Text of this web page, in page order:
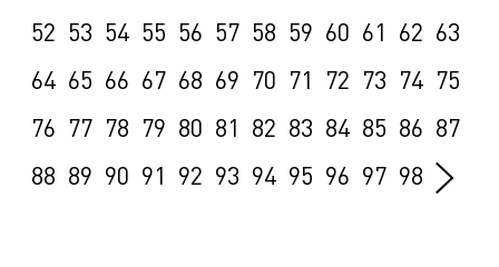
52 53 54 55 56 57 58 59 60 61 62 63
64 65 66 67 68 69 70 71 72 73 74 75
76 77 78 79 80 81 82 83 84 85 86 87
88 89 90 91 92 93 94 95 96 97 98